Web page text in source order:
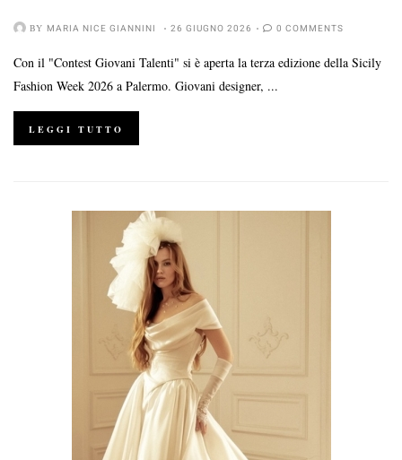
BY MARIA NICE GIANNINI 26 GIUGNO 2026 0 COMMENTS
Con il "Contest Giovani Talenti" si è aperta la terza edizione della Sicily
Fashion Week 2026 a Palermo. Giovani designer, ...
LEGGI TUTTO